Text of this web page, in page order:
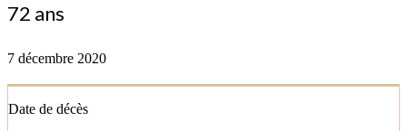
72 ans
7 décembre 2020
Date de décès